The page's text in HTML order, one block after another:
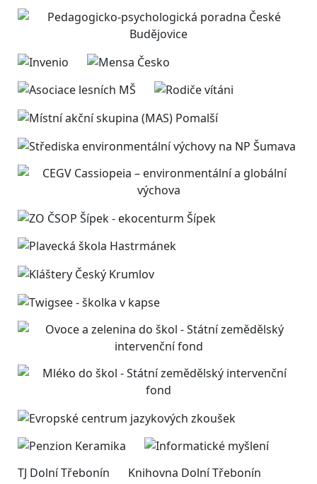
TJ Dolní Třebonín Knihovna Dolní Třebonín